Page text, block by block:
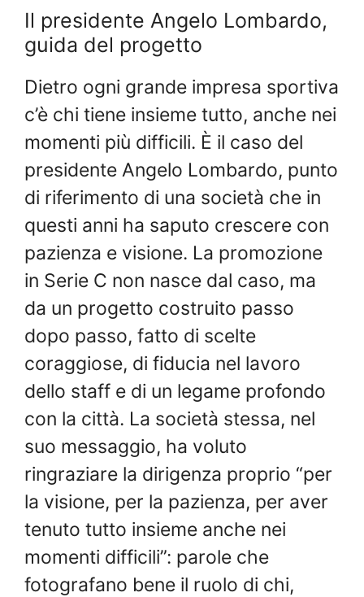
Il presidente Angelo Lombardo,
guida del progetto
Dietro ogni grande impresa sportiva
c’è chi tiene insieme tutto, anche nei
momenti più difficili. È il caso del
presidente Angelo Lombardo, punto
di riferimento di una società che in
questi anni ha saputo crescere con
pazienza e visione. La promozione
in Serie C non nasce dal caso, ma
da un progetto costruito passo
dopo passo, fatto di scelte
coraggiose, di fiducia nel lavoro
dello staff e di un legame profondo
con la città. La società stessa, nel
suo messaggio, ha voluto
ringraziare la dirigenza proprio “per
la visione, per la pazienza, per aver
tenuto tutto insieme anche nei
momenti difficili”: parole che
fotografano bene il ruolo di chi,